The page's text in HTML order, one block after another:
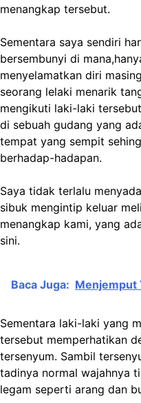
menangkap tersebut.
Sementara saya sendiri
bersembunyi di
menyelamatkan diri
seorang lelaki menarik
mengikuti laki-laki
di sebuah gudang yang
tempat yang sempit
berhadap-hadapan.
Saya tidak terlalu
sibuk mengintip keluar
menangkap kami, yang
sini.
Baca Juga: Menjemput
Sementara laki-laki yang
tersebut memperhatikan
tersenyum. Sambil
tadinya normal wajahnya
legam seperti arang dan